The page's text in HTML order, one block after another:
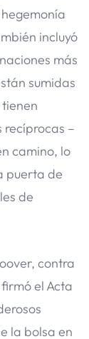
incluyó
más
sumidas
recíprocas –
camino, lo
puerta de
de
contra
el Acta
la bolsa en